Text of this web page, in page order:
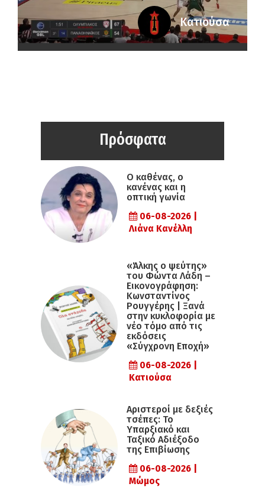
Κατιούσα
Πρόσφατα
Ο καθένας, ο
κανένας και η
οπτική γωνία
06-08-2026 |
Λιάνα Κανέλλη
«Άλκης ο ψεύτης»
του Φώντα Λάδη –
Εικονογράφηση:
Κωνσταντίνος
Ρουγγέρης | Ξανά
στην κυκλοφορία με
νέο τόμο από τις
εκδόσεις
«Σύγχρονη Εποχή»
06-08-2026 |
Κατιούσα
Αριστεροί με δεξιές
τσέπες: Το
Υπαρξιακό και
Ταξικό Αδιέξοδο
της Επιβίωσης
06-08-2026 |
Μώμος